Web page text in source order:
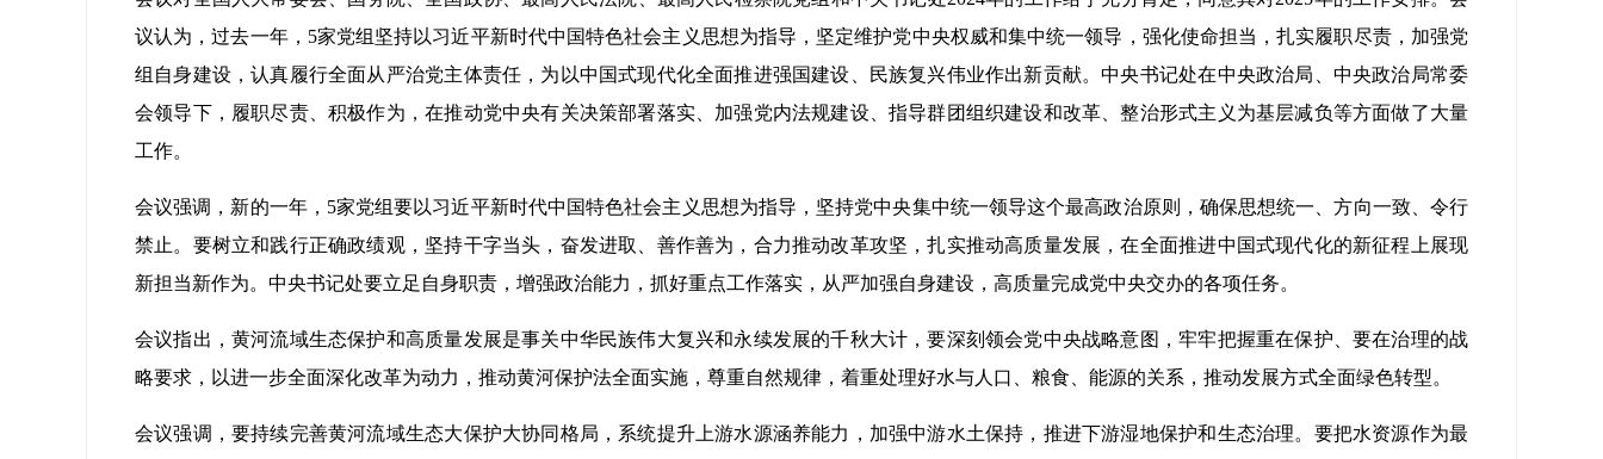
议认为，过去一年，5家党组坚持以习近平新时代中国特色社会主义思想为指导，坚定维护党中央权威和集中统一领导，强化使命担当，扎实履职尽责，加强党
组自身建设，认真履行全面从严治党主体责任，为以中国式现代化全面推进强国建设、民族复兴伟业作出新贡献。中央书记处在中央政治局、中央政治局常委
会领导下，履职尽责、积极作为，在推动党中央有关决策部署落实、加强党内法规建设、指导群团组织建设和改革、整治形式主义为基层减负等方面做了大量
工作。
会议强调，新的一年，5家党组要以习近平新时代中国特色社会主义思想为指导，坚持党中央集中统一领导这个最高政治原则，确保思想统一、方向一致、令行
禁止。要树立和践行正确政绩观，坚持干字当头，奋发进取、善作善为，合力推动改革攻坚，扎实推动高质量发展，在全面推进中国式现代化的新征程上展现
新担当新作为。中央书记处要立足自身职责，增强政治能力，抓好重点工作落实，从严加强自身建设，高质量完成党中央交办的各项任务。
会议指出，黄河流域生态保护和高质量发展是事关中华民族伟大复兴和永续发展的千秋大计，要深刻领会党中央战略意图，牢牢把握重在保护、要在治理的战
略要求，以进一步全面深化改革为动力，推动黄河保护法全面实施，尊重自然规律，着重处理好水与人口、粮食、能源的关系，推动发展方式全面绿色转型。
会议强调，要持续完善黄河流域生态大保护大协同格局，系统提升上游水源涵养能力，加强中游水土保持，推进下游湿地保护和生态治理。要把水资源作为最